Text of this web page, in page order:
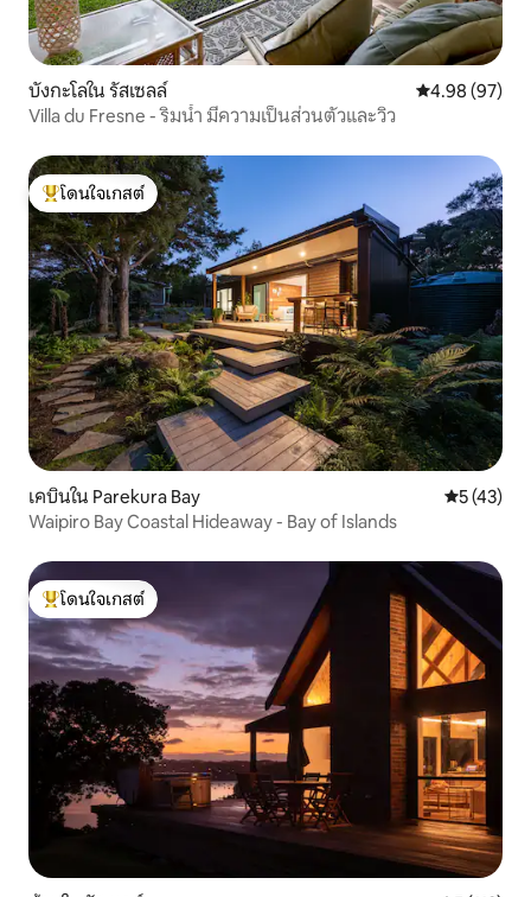
บังกะโลใน รัสเซลล์ คะแนนเฉลี่ย
4.98 (97)
Villa du Fresne - ริมน้ำ มีความเป็นส่วนตัวและวิว
โดนใจเกสต์ที่สุด
โดนใจเกสต์
เคบินใน Parekura Bay คะแนนเฉลี่
5 (43)
Waipiro Bay Coastal Hideaway - Bay of Islands
โดนใจเกสต์ที่สุด
โดนใจเกสต์